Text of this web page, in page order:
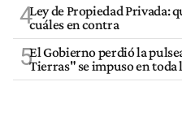
4Ley de Propiedad Privada:
cuáles en contra
5El Gobierno perdió la
Tierras" se impuso en